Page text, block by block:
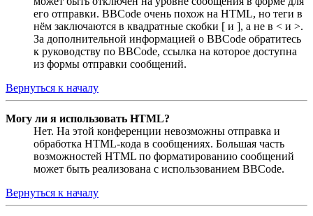
его отправки. BBCode очень похож на HTML, но теги в
нём заключаются в квадратные скобки [ и ], а не в < и >.
За дополнительной информацией о BBCode обратитесь
к руководству по BBCode, ссылка на которое доступна
из формы отправки сообщений.
Вернуться к началу
Могу ли я использовать HTML?
Нет. На этой конференции невозможны отправка и
обработка HTML-кода в сообщениях. Большая часть
возможностей HTML по форматированию сообщений
может быть реализована с использованием BBCode.
Вернуться к началу